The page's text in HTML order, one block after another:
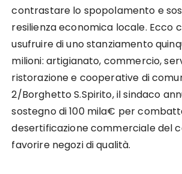
contrastare lo spopolamento e
resilienza economica locale. Ecco
usufruire di uno stanziamento
milioni: artigianato, commercio,
ristorazione e cooperative di
2/Borghetto S.Spirito, il sindaco
sostegno di 100 mila€ per
desertificazione commerciale del
favorire negozi di qualità.